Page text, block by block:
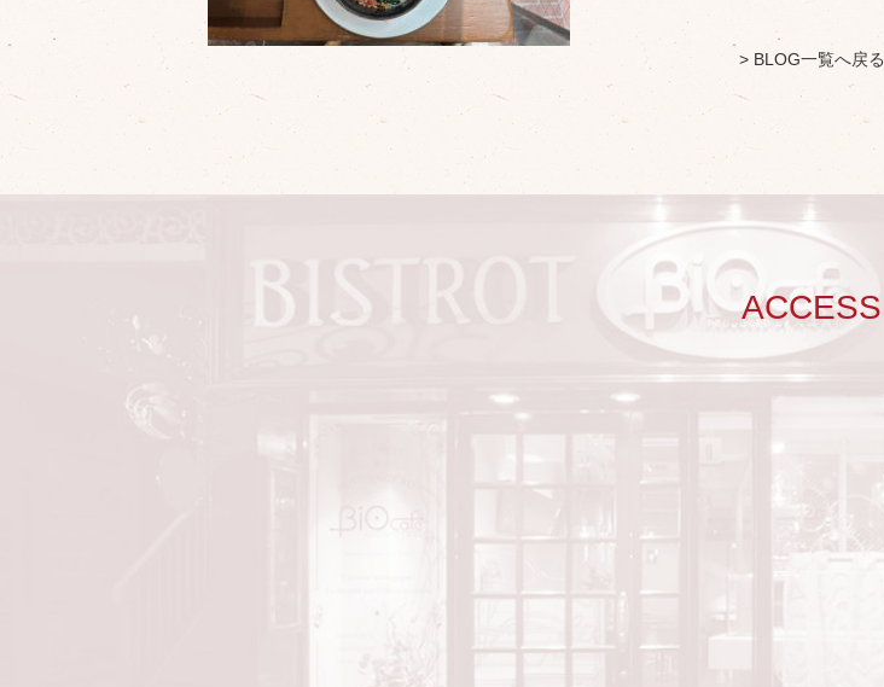
> BLOG一覧へ戻る
ACCESS